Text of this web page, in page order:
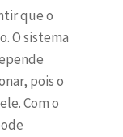
que o
O sistema
pois o
Com o